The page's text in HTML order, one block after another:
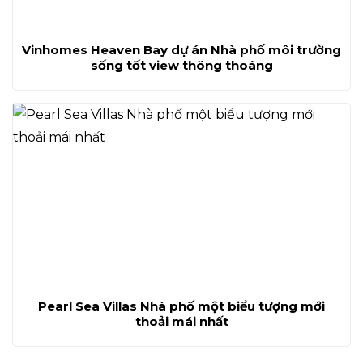
Vinhomes Heaven Bay dự án Nhà phố môi trường
sống tốt view thông thoáng
Pearl Sea Villas Nhà phố một biểu tượng mới
thoải mái nhất